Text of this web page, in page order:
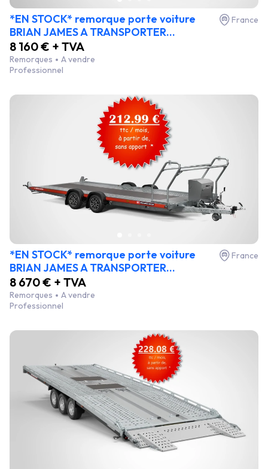
*EN STOCK* remorque porte voiture
BRIAN JAMES A TRANSPORTER...
France
8 160 € + TVA
Remorques
A vendre
Professionnel
*EN STOCK* remorque porte voiture
BRIAN JAMES A TRANSPORTER...
France
8 670 € + TVA
Remorques
A vendre
Professionnel